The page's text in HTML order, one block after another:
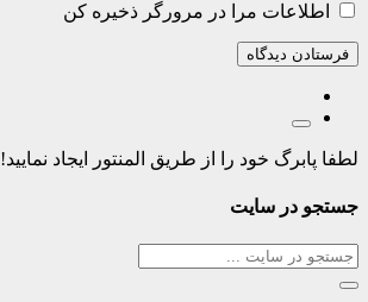
اطلاعات مرا در مرورگر ذخیره کن
لطفا پابرگ خود را از طریق المنتور ایجاد نمایید!
جستجو در سایت